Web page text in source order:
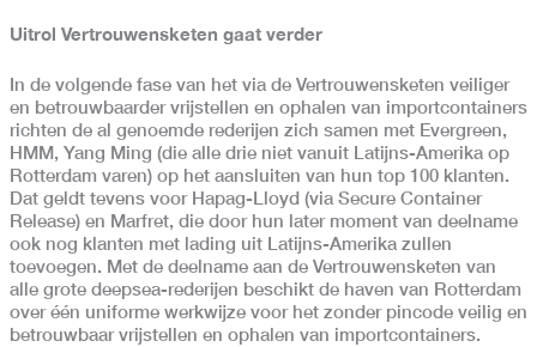
Uitrol Vertrouwensketen gaat verder
In de volgende fase van het via de Vertrouwensketen veiliger
en betrouwbaarder vrijstellen en ophalen van importcontainers
richten de al genoemde rederijen zich samen met Evergreen,
HMM, Yang Ming (die alle drie niet vanuit Latijns-Amerika op
Rotterdam varen) op het aansluiten van hun top 100 klanten.
Dat geldt tevens voor Hapag-Lloyd (via Secure Container
Release) en Marfret, die door hun later moment van deelname
ook nog klanten met lading uit Latijns-Amerika zullen
toevoegen. Met de deelname aan de Vertrouwensketen van
alle grote deepsea-rederijen beschikt de haven van Rotterdam
over één uniforme werkwijze voor het zonder pincode veilig en
betrouwbaar vrijstellen en ophalen van importcontainers.